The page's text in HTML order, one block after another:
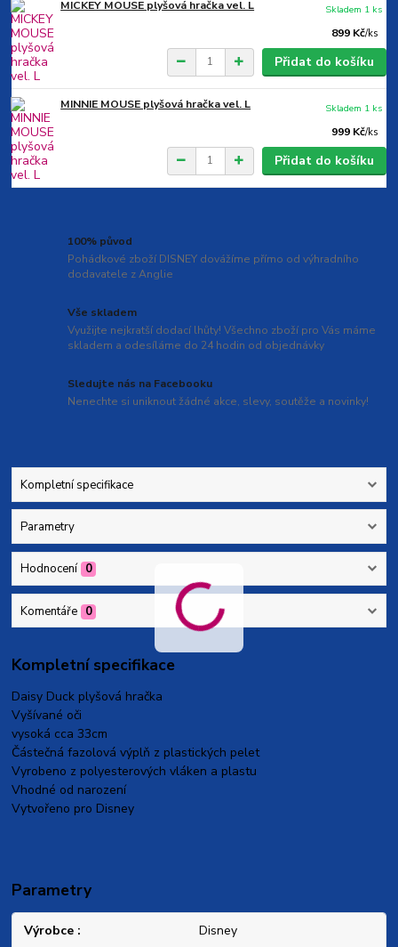
MICKEY MOUSE plyšová hračka vel. L
899 Kč/ks
Skladem 1 ks
Přidat do košíku
MINNIE MOUSE plyšová hračka vel. L
999 Kč/ks
Skladem 1 ks
Přidat do košíku
100% původ
Pohádkové zboží DISNEY dovážíme přímo od výhradního
dodavatele z Anglie
Vše skladem
Využijte nejkratší dodací lhůty! Všechno zboží pro Vás máme
skladem a odesíláme do 24 hodin od objednávky
Sledujte nás na Facebooku
Nenechte si uniknout žádné akce, slevy, soutěže a novinky!
Kompletní specifikace
Parametry
Hodnocení 0
Komentáře 0
Kompletní specifikace
Daisy Duck plyšová hračka
Vyšívané oči
vysoká cca 33cm
Částečná fazolová výplň z plastických pelet
Vyrobeno z polyesterových vláken a plastu
Vhodné od narození
Vytvořeno pro Disney
Parametry
Výrobce Disney